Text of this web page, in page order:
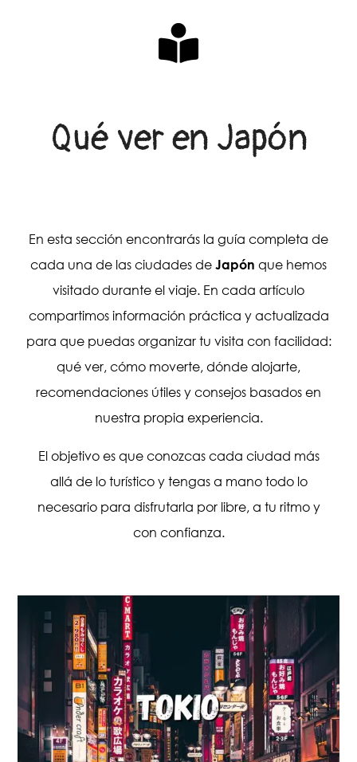
Qué ver en Japón
En esta sección encontrarás la guía completa de
cada una de las ciudades de Japón que hemos
visitado durante el viaje. En cada artículo
compartimos información práctica y actualizada
para que puedas organizar tu visita con facilidad:
qué ver, cómo moverte, dónde alojarte,
recomendaciones útiles y consejos basados en
nuestra propia experiencia.
El objetivo es que conozcas cada ciudad más
allá de lo turístico y tengas a mano todo lo
necesario para disfrutarla por libre, a tu ritmo y
con confianza.